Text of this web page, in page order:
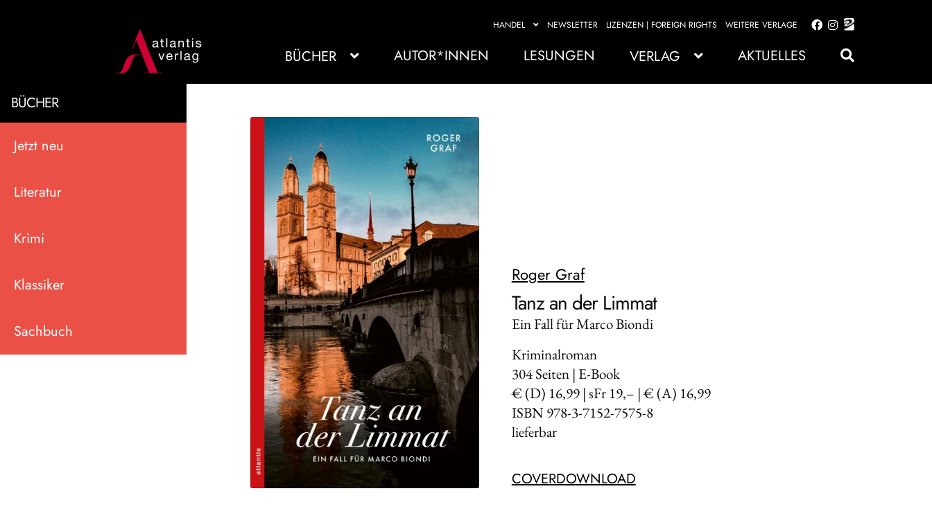
HANDEL NEWSLETTER LIZENZEN | FOREIGN RIGHTS WEITERE VERLAGE
Zur
springen
Zum
springen
BÜCHER AUTOR*INNEN LESUNGEN VERLAG AKTUELLES
BÜCHER
Jetzt neu
Literatur
Krimi
Klassiker
Sachbuch
Roger Graf
Tanz an der Limmat
Ein Fall für Marco Biondi
Kriminalroman
304Seiten | E-Book
€ (D) 16,99 | sFr 19,– | € (A) 16,99
ISBN 978-3-7152-7575-8
lieferbar
COVERDOWNLOAD